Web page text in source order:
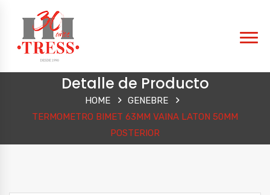
Detalle de Producto
HOME
GENEBRE
TERMOMETRO BIMET 63MM VAINA LATON 50MM
POSTERIOR